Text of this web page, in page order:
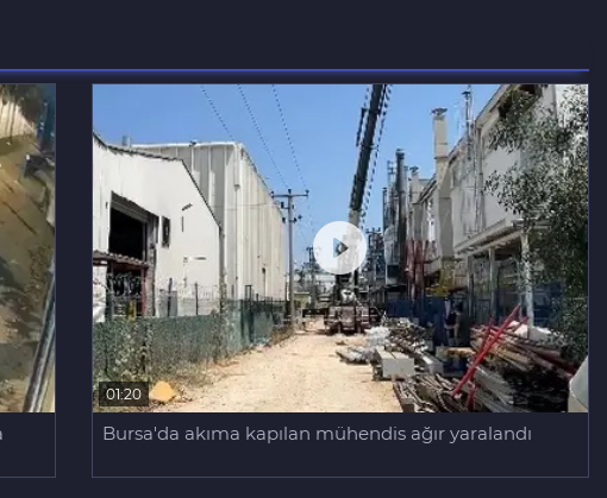
01:20
Bursa'da akıma kapılan mühendis ağır yaralandı